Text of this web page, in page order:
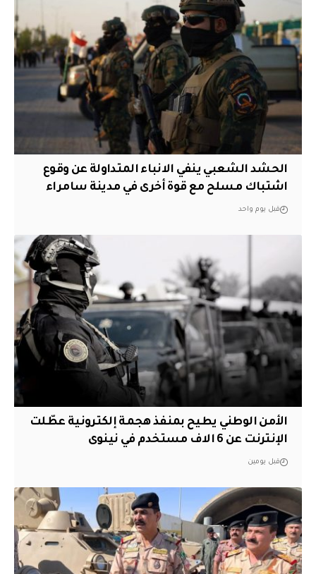
الحشد الشعبي ينفي الانباء المتداولة عن وقوع
اشتباك مسلح مع قوة أخرى في مدينة سامراء
قبل يوم واحد
الأمن الوطني يطيح بمنفذ هجمة إلكترونية عطّلت
الإنترنت عن 6 الاف مستخدم في نينوى
قبل يومين